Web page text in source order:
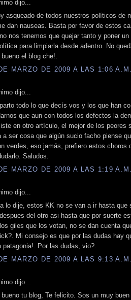
dijo...
asqueado de todos nuestros políticos de
dan nauseas. Basta por favor de estos
nos tenemos que quejar tanto y poner
para limpiarla desde adentro. No
bueno el blog che!.
MARZO DE 2009 A LAS 1:06 A.M.
dijo...
todo lo que decís vos y los que han
que aun con todos los defectos la
en otro artículo, el mejor de los peores
a ser cosa que algún sucio facho piense
verdes, eso jamás, prefiero estos choros
Saludos.
MARZO DE 2009 A LAS 1:19 A.M.
dijo...
lo dije, estos KK no se van a ir hasta que
del otro asi hasta que por suerte
giles que los votan, no se dan cuenta
Mi consejo es que por las dudas hay
patagonia!. Por las dudas, vio?.
MARZO DE 2009 A LAS 9:13 A.M.
dijo...
bueno tu blog, Te felicito. Sos un muy buen